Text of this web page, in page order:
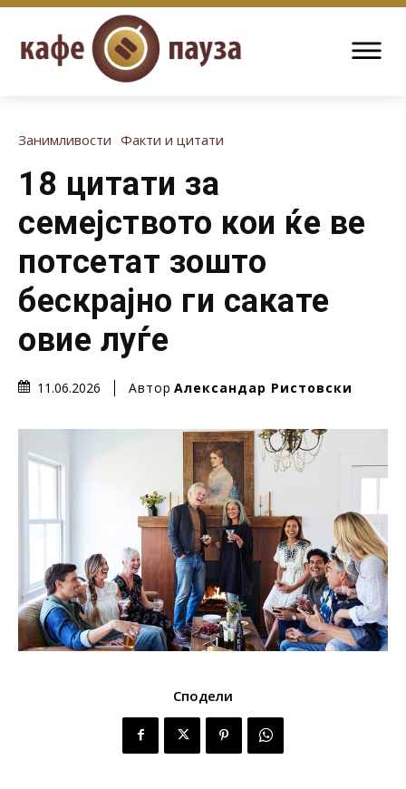
Занимливости Факти и цитати
18 цитати за
семејството кои ќе ве
потсетат зошто
бескрајно ги сакате
овие луѓе
11.06.2026 Автор Александар Ристовски
Сподели